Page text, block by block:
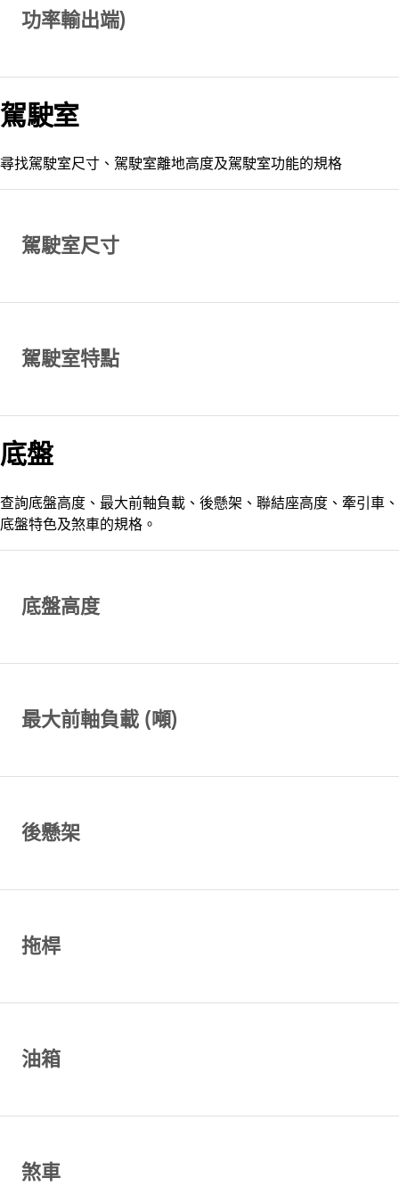
功率輸出端)
駕駛室
尋找駕駛室尺寸、駕駛室離地高度及駕駛室功能的規格
駕駛室尺寸
駕駛室特點
底盤
查詢底盤高度、最大前軸負載、後懸架、聯結座高度、牽引車、
底盤特色及煞車的規格。
底盤高度
最大前軸負載 (噸)
後懸架
拖桿
油箱
煞車